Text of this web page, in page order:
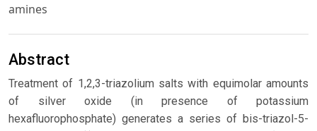
amines
Abstract
Treatment of 1,2,3-triazolium salts with equimolar amounts
of silver oxide (in presence of potassium
hexafluorophosphate) generates a series of bis-triazol-5-